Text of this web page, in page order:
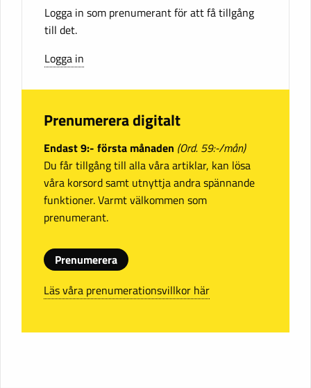
Logga in som prenumerant för att få tillgång
till det.
Logga in
Prenumerera digitalt
Endast 9:- första månaden (Ord. 59:-/mån)
Du får tillgång till alla våra artiklar, kan lösa
våra korsord samt utnyttja andra spännande
funktioner. Varmt välkommen som
prenumerant.
Prenumerera
Läs våra prenumerationsvillkor här